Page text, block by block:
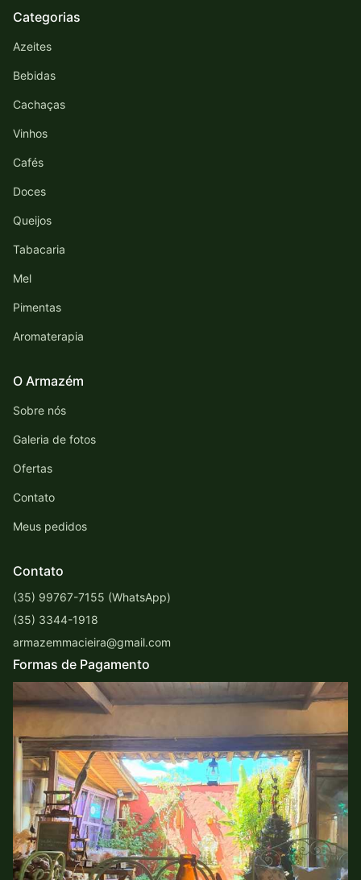
Categorias
Azeites
Bebidas
Cachaças
Vinhos
Cafés
Doces
Queijos
Tabacaria
Mel
Pimentas
Aromaterapia
O Armazém
Sobre nós
Galeria de fotos
Ofertas
Contato
Meus pedidos
Contato
(35) 99767-7155 (WhatsApp)
(35) 3344-1918
armazemmacieira@gmail.com
Formas de Pagamento